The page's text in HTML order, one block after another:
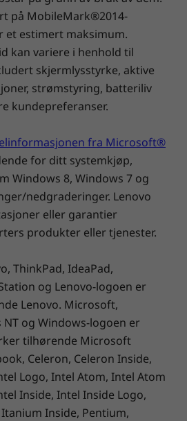
6 (14" AMD) gir deg mer
med supersmale kanter
Dette betyr at den
og har en større
de fleste i samme klasse,
og mer oversiktlighet.
på MobileMark®2014-
et estimert maksimum.
kan variere i henhold til
skjermlysstyrke, aktive
strømstyring, batteriliv
kundepreferanser.
fra Microsoft®
for ditt systemkjøp,
Windows 8, Windows 7 og
nedgraderinger. Lenovo
eller garantier
produkter eller tjenester.
ThinkPad, IdeaPad,
og Lenovo-logoen er
Lenovo. Microsoft,
og Windows-logoen er
tilhørende Microsoft
Celeron, Celeron Inside,
Logo, Intel Atom, Intel Atom
Inside, Intel Inside Logo,
Inside, Pentium,